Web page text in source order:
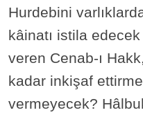
Hurdebini
kâinatı istila
veren Cenab-ı
kadar inkişaf
vermeyecek?